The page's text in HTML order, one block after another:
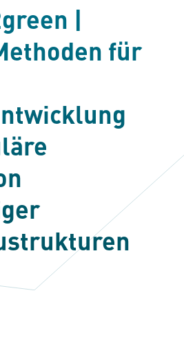
|
für